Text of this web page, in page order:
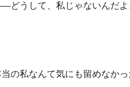
どうして、私じゃないんだ
の私なんて気にも留めなか